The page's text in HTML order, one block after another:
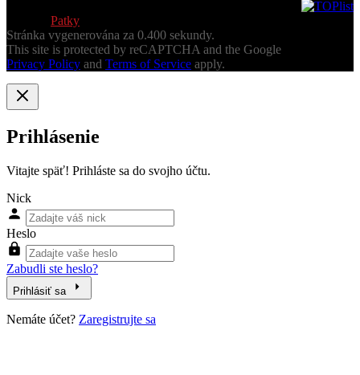
Patky
Stránka vygenerována za 0.400 sekundy.
This site is protected by reCAPTCHA and the Google
Privacy Policy and Terms of Service apply.
Prihlásenie
Vitajte späť! Prihláste sa do svojho účtu.
Nick
Heslo
Zabudli ste heslo?
Prihlásiť sa
Nemáte účet? Zaregistrujte sa